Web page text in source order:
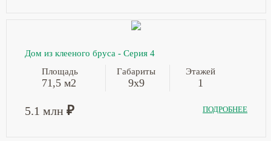
Дом из клееного бруса - Серия 4
Площадь
71,5 м2
Габариты
9х9
Этажей
1
5.1 млн ₽ ПОДРОБНЕЕ